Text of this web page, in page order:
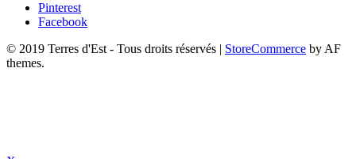
Pinterest
Facebook
© 2019 Terres d'Est - Tous droits réservés | StoreCommerce by AF
themes.